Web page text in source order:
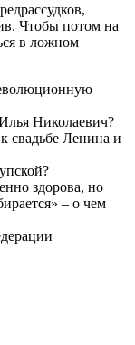
Чтобы потом на
в ложном
Николаевич?
свадьбе Ленина и
здорова, но
– о чем